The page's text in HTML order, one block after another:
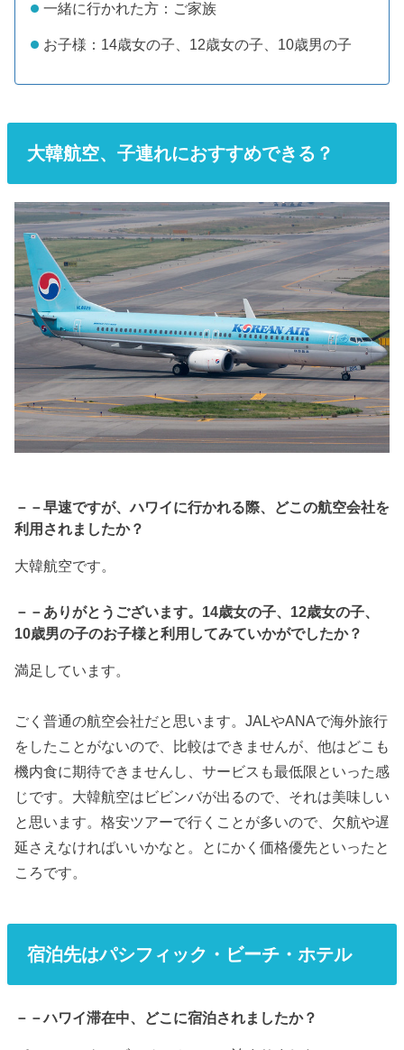
一緒に行かれた方：ご家族
お子様：14歳女の子、12歳女の子、10歳男の子
大韓航空、子連れにおすすめできる？
－－早速ですが、ハワイに行かれる際、どこの航空会社を
利用されましたか？
大韓航空です。
－－ありがとうございます。14歳女の子、12歳女の子、
10歳男の子のお子様と利用してみていかがでしたか？
満足しています。
ごく普通の航空会社だと思います。JALやANAで海外旅行
をしたことがないので、比較はできませんが、他はどこも
機内食に期待できませんし、サービスも最低限といった感
じです。大韓航空はビビンバが出るので、それは美味しい
と思います。格安ツアーで行くことが多いので、欠航や遅
延さえなければいいかなと。とにかく価格優先といったと
ころです。
宿泊先はパシフィック・ビーチ・ホテル
－－ハワイ滞在中、どこに宿泊されましたか？